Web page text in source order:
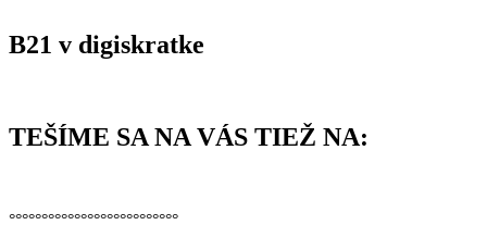
B21 v digiskratke
TEŠÍME SA NA VÁS TIEŽ NA:
°°°°°°°°°°°°°°°°°°°°°°°°°°